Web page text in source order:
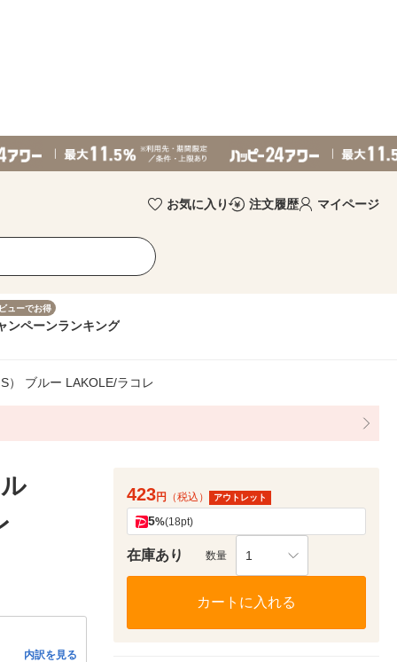
お気に入り 注文履歴 マイページ
ューでお得
ンペーンランキング
） ブルー LAKOLE/ラコレ
内訳を見る
423円 （税込） アウトレット
5%(18pt)
在庫あり 数量 1
カートに入れる